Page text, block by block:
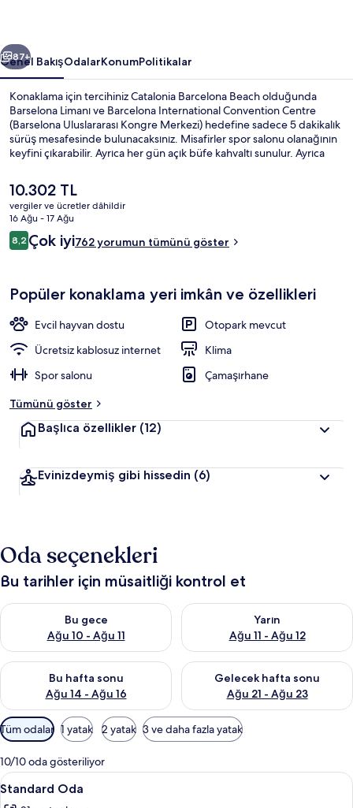
Sonraki
87+
Genel BakışOdalarKonumPolitikalar
Konaklama için tercihiniz Catalonia Barcelona Beach olduğunda
Barselona Limanı ve Barcelona International Convention Centre
(Barselona Uluslararası Kongre Merkezi) hedefine sadece 5 dakikalık
sürüş mesafesinde bulunacaksınız. Misafirler spor salonu olanağının
keyfini çıkarabilir. Ayrıca her gün açık büfe kahvaltı sunulur. Ayrıca
Konaklama yeri toplu taşımaya yakındır, Poblenou İstasyonu 9
dakikalık ve Selva de Mar İstasyonu 12 dakikalık yürüme
mesafesindedir.
Şu
anki
fiyat
10.302 TL
10.302 TL
vergiler ve ücretler dâhildir
16 Ağu - 17 Ağu
Yorumlar
8,28,2/10
Çok iyi762 yorumun tümünü göster
Popüler konaklama yeri imkân ve özellikleri
Evcil hayvan dostu
Otopark mevcut
Ücretsiz kablosuz internet
Klima
Spor salonu
Çamaşırhane
Tümünü göster
Başlıca özellikler (12)
Evinizdeymiş gibi hissedin (6)
Oda seçenekleri
Bu tarihler için müsaitliği kontrol et
Bu gece
Ağu 10 - Ağu 11
Bu gece için müsaitliği kontrol et Ağu 10 - Ağu 11
Yarın
Ağu 11 - Ağu 12
Yarın için müsaitliği kontrol et
Bu hafta sonu
Ağu 14 - Ağu 16
Bu hafta sonu için müsaitliği kontrol et Ağu 14 - Ağu 16
Gelecek hafta sonu
Ağu 21 - Ağu 23
Önümüzdeki hafta sonu için
Odalar
için
mevcut
filtreler
Tüm odalar 1 yatak 2 yatak 3 ve daha fazla yatak
10/10 oda gösteriliyor
Standard
Oda
Standard Oda | Minibar, odada kasa,
2
Standard Oda